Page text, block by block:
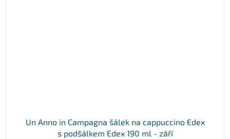
Un Anno in Campagna šálek na cappuccino Edex
s podšálkem Edex 190 ml - září